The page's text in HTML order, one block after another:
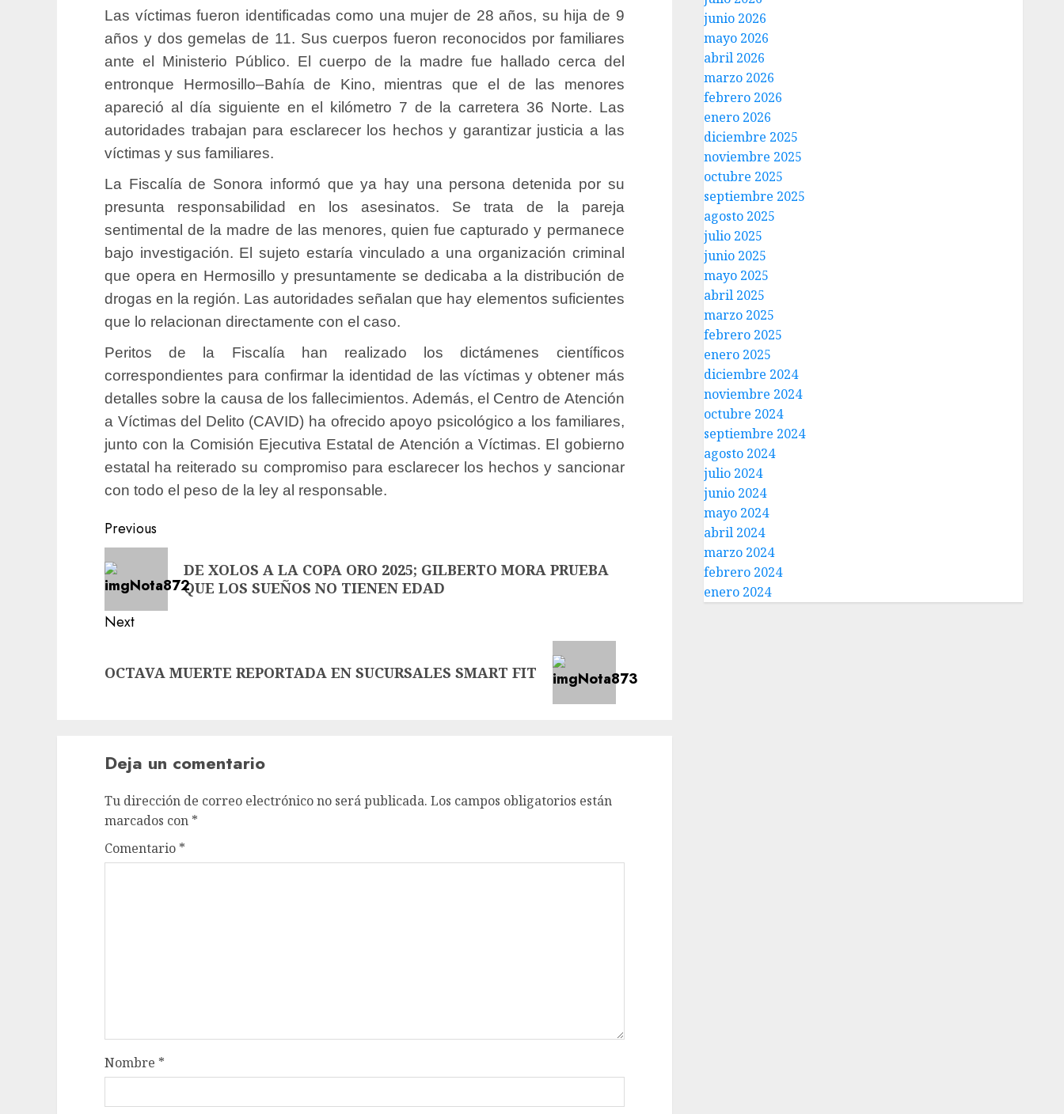
Las víctimas fueron identificadas como una mujer de 28 años, su hija de 9
años y dos gemelas de 11. Sus cuerpos fueron reconocidos por familiares
ante el Ministerio Público. El cuerpo de la madre fue hallado cerca del
entronque Hermosillo–Bahía de Kino, mientras que el de las menores
apareció al día siguiente en el kilómetro 7 de la carretera 36 Norte. Las
autoridades trabajan para esclarecer los hechos y garantizar justicia a las
víctimas y sus familiares.
La Fiscalía de Sonora informó que ya hay una persona detenida por su
presunta responsabilidad en los asesinatos. Se trata de la pareja
sentimental de la madre de las menores, quien fue capturado y permanece
bajo investigación. El sujeto estaría vinculado a una organización criminal
que opera en Hermosillo y presuntamente se dedicaba a la distribución de
drogas en la región. Las autoridades señalan que hay elementos suficientes
que lo relacionan directamente con el caso.
Peritos de la Fiscalía han realizado los dictámenes científicos
correspondientes para confirmar la identidad de las víctimas y obtener más
detalles sobre la causa de los fallecimientos. Además, el Centro de Atención
a Víctimas del Delito (CAVID) ha ofrecido apoyo psicológico a los familiares,
junto con la Comisión Ejecutiva Estatal de Atención a Víctimas. El gobierno
estatal ha reiterado su compromiso para esclarecer los hechos y sancionar
con todo el peso de la ley al responsable.
Previous
DE XOLOS A LA COPA ORO 2025; GILBERTO MORA PRUEBA
QUE LOS SUEÑOS NO TIENEN EDAD
Next
OCTAVA MUERTE REPORTADA EN SUCURSALES SMART FIT
Deja un comentario
Tu dirección de correo electrónico no será publicada. Los campos obligatorios están
marcados con *
Comentario *
Nombre *
junio 2026
mayo 2026
abril 2026
marzo 2026
febrero 2026
enero 2026
diciembre 2025
noviembre 2025
octubre 2025
septiembre 2025
agosto 2025
julio 2025
junio 2025
mayo 2025
abril 2025
marzo 2025
febrero 2025
enero 2025
diciembre 2024
noviembre 2024
octubre 2024
septiembre 2024
agosto 2024
julio 2024
junio 2024
mayo 2024
abril 2024
marzo 2024
febrero 2024
enero 2024